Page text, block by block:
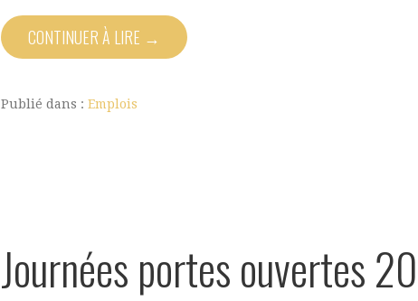
CONTINUER À LIRE →
Publié dans : Emplois
Journées portes ouvertes